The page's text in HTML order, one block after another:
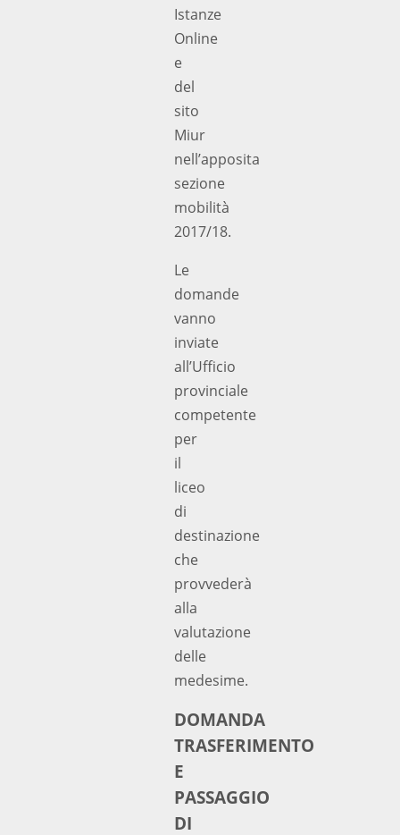
Istanze
Online
e
del
sito
Miur
nell’apposita
sezione
mobilità
2017/18.
Le
domande
vanno
inviate
all’Ufficio
provinciale
competente
per
il
liceo
di
destinazione
che
provvederà
alla
valutazione
delle
medesime.
DOMANDA
TRASFERIMENTO
E
PASSAGGIO
DI